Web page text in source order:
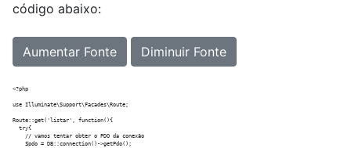
código abaixo:
Aumentar Fonte Diminuir Fonte
<?php
use Illuminate\Support\Facades\Route;
Route::get('listar', function(){
  try{
    // vamos tentar obter o PDO da conexão
    $pdo = DB::connection()->getPdo();